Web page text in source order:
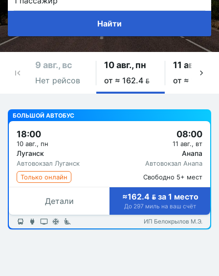
Найти
9 авг., вс
Нет рейсов
10 авг., пн
от ≈ 162.4 
11 авг., вт
от ≈ 162.4 
БОЛЬШОЙ АВТОБУС
18:00
10 авг., пн
Луганск
Автовокзал Луганск
08:00
11 авг., вт
Анапа
Автовокзал Анапа
Только онлайн
Свободно 5+ мест
Детали ≈162.4  за 1 место
До 297 миль на ваш счёт
ИП Белокрылов М.Э.